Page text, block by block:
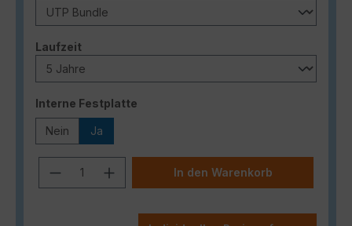
Laufzeitauswählen
Interne Festplatte
Nein Ja
Produkt Anzahl: Gib den
In den Warenkorb